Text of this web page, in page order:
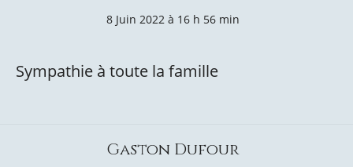
8 Juin 2022 à 16 h 56 min
Sympathie à toute la famille
Gaston Dufour